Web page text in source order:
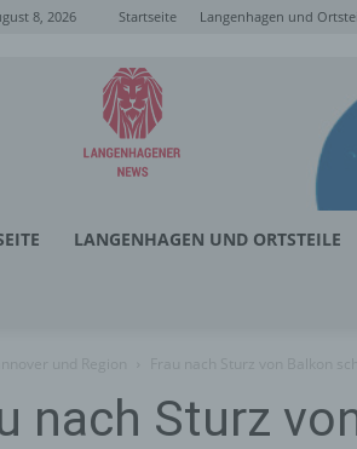
8, 2026 Startseite Langenhagen und
Langenhagener
News
LANGENHAGEN UND ORTSTEILE
nach Sturz